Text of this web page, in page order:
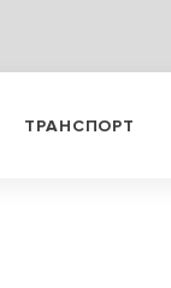
ТРАНСПОРТ